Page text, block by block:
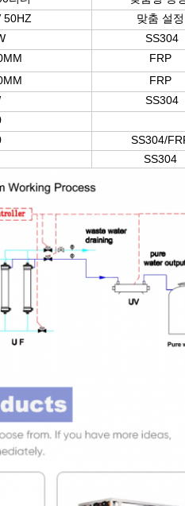
50HZ
맞춤 설정
SS304
FRP
FRP
SS304
SS304/
SS304